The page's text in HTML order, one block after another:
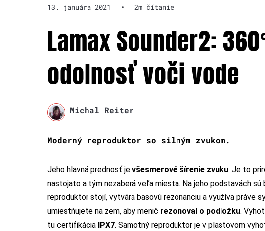
13. januára 2021 • 2m čítanie
Lamax Sounder2:
odolnosť voči vode
Michal Reiter
Moderný reproduktor so silným zvukom.
Jeho hlavná prednosť je všesmerové šírenie zvuku. Je to
nastojato a tým nezaberá veľa miesta. Na jeho podstavách sú
reproduktor stojí, vytvára basovú rezonanciu a využíva práve
umiestňujete na zem, aby menič rezonoval o podložku.
tu certifikácia IPX7. Samotný reproduktor je v plastovom